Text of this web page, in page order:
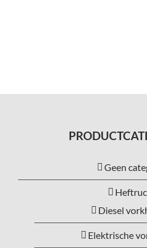
Geen
Diesel
Elektrische